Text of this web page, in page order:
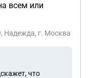
всем или
Надежда, г. Москва
что